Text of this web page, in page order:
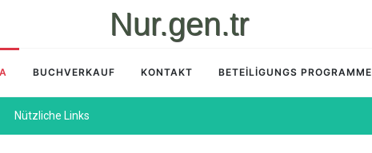
Nur.gen.tr
BUCHVERKAUF KONTAKT BETEİLİGUNGS PROGRAMME
Nützliche Links